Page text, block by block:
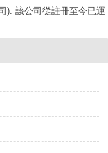
). 該公司從註冊至今已運